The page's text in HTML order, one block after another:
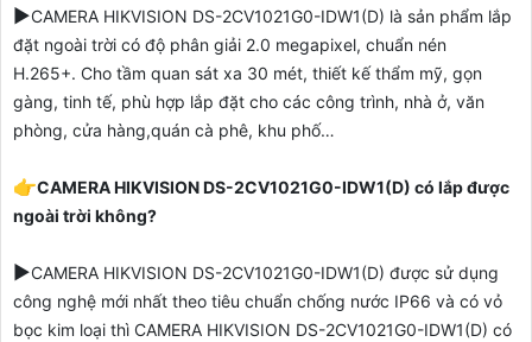
▶️CAMERA HIKVISION DS-2CV1021G0-IDW1(D) là sản phẩm lắp
đặt ngoài trời có độ phân giải 2.0 megapixel, chuẩn nén
H.265+. Cho tầm quan sát xa 30 mét, thiết kế thẩm mỹ, gọn
gàng, tinh tế, phù hợp lắp đặt cho các công trình, nhà ở, văn
phòng, cửa hàng,quán cà phê, khu phố…
👉CAMERA HIKVISION DS-2CV1021G0-IDW1(D) có lắp được
ngoài trời không?
▶️CAMERA HIKVISION DS-2CV1021G0-IDW1(D) được sử dụng
công nghệ mới nhất theo tiêu chuẩn chống nước IP66 và có vỏ
bọc kim loại thì CAMERA HIKVISION DS-2CV1021G0-IDW1(D) có